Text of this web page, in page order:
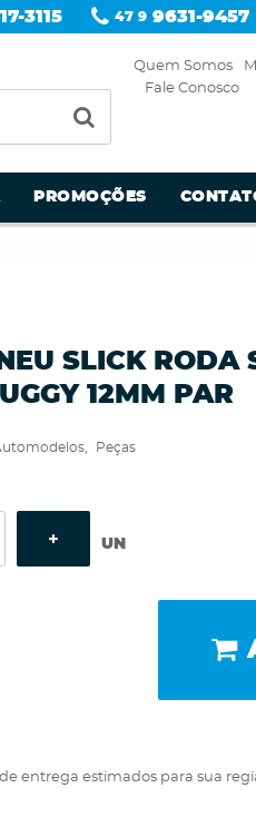
3115 47 9 9631-9457
Quem Somos
Fale Conosco
PROMOÇÕES
SLICK RODA
12MM PAR
Peças
UN
entrega estimados para sua